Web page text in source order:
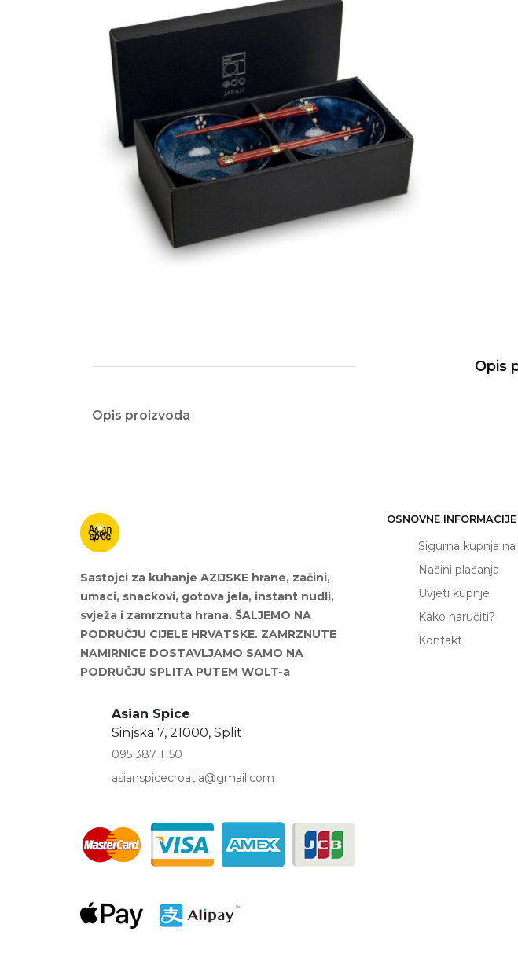
Opis
Opis proizvoda
Sastojci za kuhanje AZIJSKE hrane, začini,
umaci, snackovi, gotova jela, instant nudli,
svježa i zamrznuta hrana. ŠALJEMO NA
PODRUČJU CIJELE HRVATSKE. ZAMRZNUTE
NAMIRNICE DOSTAVLJAMO SAMO NA
PODRUČJU SPLITA PUTEM WOLT-a
Asian Spice
Sinjska 7, 21000, Split
095 387 1150
asianspicecroatia@gmail.com
OSNOVNE INFORMACIJE
Sigurna kupnja
Načini plaćanja
Uvjeti kupnje
Kako naručiti?
Kontakt